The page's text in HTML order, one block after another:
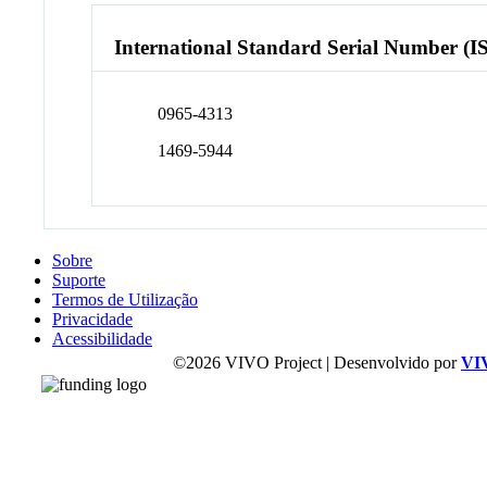
International Standard Serial Number
0965-4313
1469-5944
Sobre
Suporte
Termos de Utilização
Privacidade
Acessibilidade
©2026 VIVO Project | Desenvolvido por